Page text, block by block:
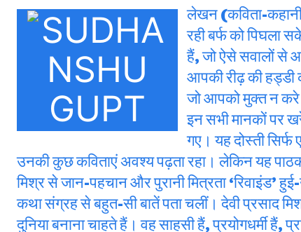
लेखन (कविता-
रही बर्फ को
हैं, जो ऐसे सवालों से
आपकी रीढ़ की
जो आपको मुक्त न करे
इन सभी मानकों पर
गए। यह दोस्ती
उनकी कुछ कविताएं अवश्य पढ़ता रहा। लेकिन यह
मिश्र से जान-पहचान और पुरानी मित्रता
कथा संग्रह से बहुत-सी बातें पता चलीं। देवी प्रसाद
दुनिया बनाना चाहते हैं। वह साहसी हैं, प्रयोगधर्मी